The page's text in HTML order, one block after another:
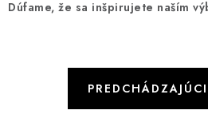
Dúfame, že sa inšpirujete naším